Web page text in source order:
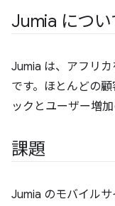
Jumia につい
Jumia は、アフリ
です。ほとんどの
ックとユーザー増
課題
Jumia のモバイル